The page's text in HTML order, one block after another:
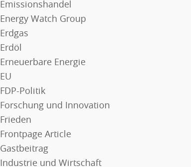
Emissionshandel
Energy Watch Group
Erdgas
Erdöl
Erneuerbare Energie
EU
FDP-Politik
Forschung und Innovation
Frieden
Frontpage Article
Gastbeitrag
Industrie und Wirtschaft